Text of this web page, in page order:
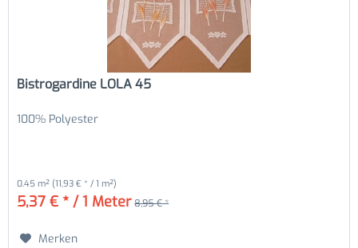
Bistrogardine LOLA 45
100% Polyester
0.45 m² (11,93 € * / 1 m²)
5,37 € * / 1 Meter 8,95 € *
Merken